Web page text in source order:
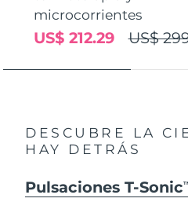
microcorrientes
US$
US$ 212.29
DESCUBRE LA
HAY DETRÁS
Pulsaciones T-Sonic